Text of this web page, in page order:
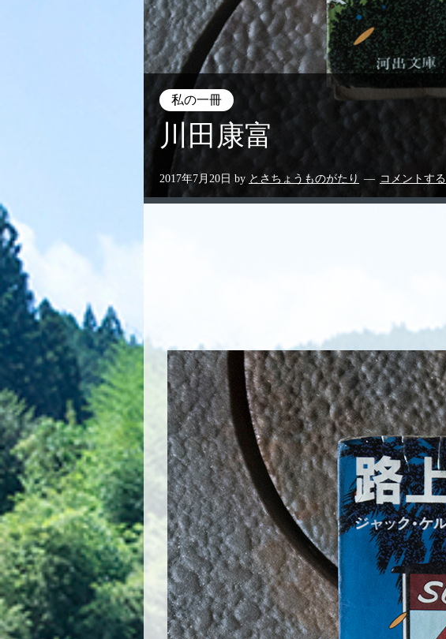
私の一冊
川田康富
2017年7月20日 by とさちょうものがたり コメントする